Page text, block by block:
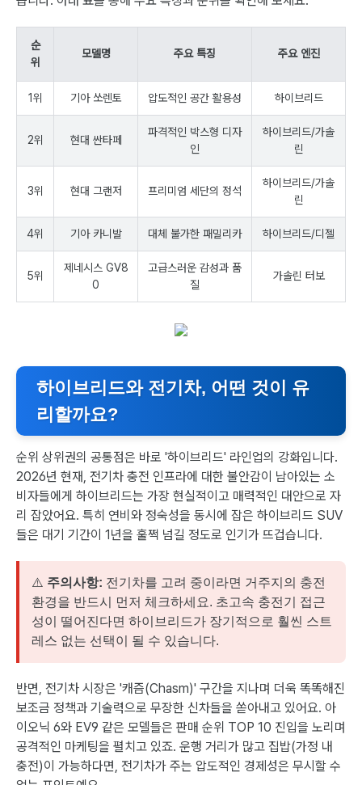
순
위
모델명 주요 특징 주요 엔진
1위 기아 쏘렌토 압도적인 공간 활용성 하이브리드
2위 현대 싼타페
파격적인 박스형 디자
인
하이브리드/가솔
린
3위 현대 그랜저 프리미엄 세단의 정석
하이브리드/가솔
린
4위 기아 카니발 대체 불가한 패밀리카 하이브리드/디젤
5위
제네시스 GV8
0
고급스러운 감성과 품
질
가솔린 터보
하이브리드와 전기차, 어떤 것이 유
리할까요?
순위 상위권의 공통점은 바로 '하이브리드' 라인업의 강화입니다.
2026년 현재, 전기차 충전 인프라에 대한 불안감이 남아있는 소
비자들에게 하이브리드는 가장 현실적이고 매력적인 대안으로 자
리 잡았어요. 특히 연비와 정숙성을 동시에 잡은 하이브리드 SUV
들은 대기 기간이 1년을 훌쩍 넘길 정도로 인기가 뜨겁습니다.
⚠️ 주의사항: 전기차를 고려 중이라면 거주지의 충전
환경을 반드시 먼저 체크하세요. 초고속 충전기 접근
성이 떨어진다면 하이브리드가 장기적으로 훨씬 스트
레스 없는 선택이 될 수 있습니다.
반면, 전기차 시장은 '캐즘(Chasm)' 구간을 지나며 더욱 똑똑해진
보조금 정책과 기술력으로 무장한 신차들을 쏟아내고 있어요. 아
이오닉 6와 EV9 같은 모델들은 판매 순위 TOP 10 진입을 노리며
공격적인 마케팅을 펼치고 있죠. 운행 거리가 많고 집밥(가정 내
충전)이 가능하다면, 전기차가 주는 압도적인 경제성은 무시할 수